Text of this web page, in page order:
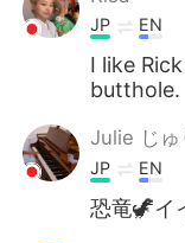
JP EN
I like
butthole.
Julie じゅ
JP EN
恐竜🦖イ